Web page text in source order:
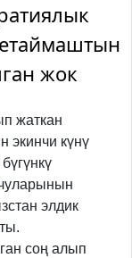
жок
жаткан
экинчи күнү
элдик
соң алып